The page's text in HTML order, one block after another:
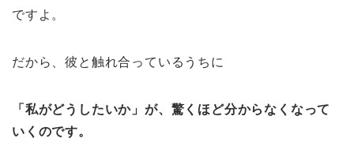
ですよ。
だから、彼と触れ合っているうちに
「私がどうしたいか」が、驚くほど分からなくなって
いくのです。